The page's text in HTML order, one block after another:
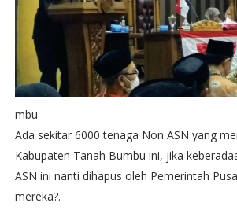
mbu -
Ada sekitar 6000 tenaga Non ASN yang
Kabupaten Tanah Bumbu ini, jika
ASN ini nanti dihapus oleh Pemerintah
mereka?.